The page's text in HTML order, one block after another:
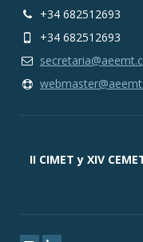
+34 682512693
+34 682512693
II CIMET y XIV